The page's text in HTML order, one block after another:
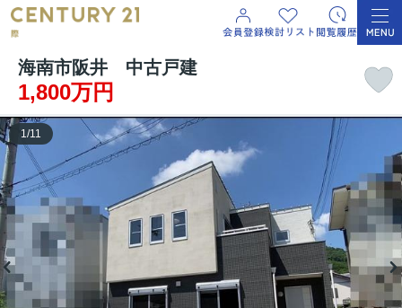
海南市阪井 中古戸建
1,800万円
1/11